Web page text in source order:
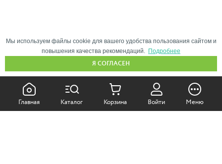
КАК ПОКУПАТЬ:
Главная Каталог Корзина Войти Меню
Мы используем файлы cookie для вашего удобства пользования сайтом и
повышения качества рекомендаций.
Подробнее
Я СОГЛАСЕН